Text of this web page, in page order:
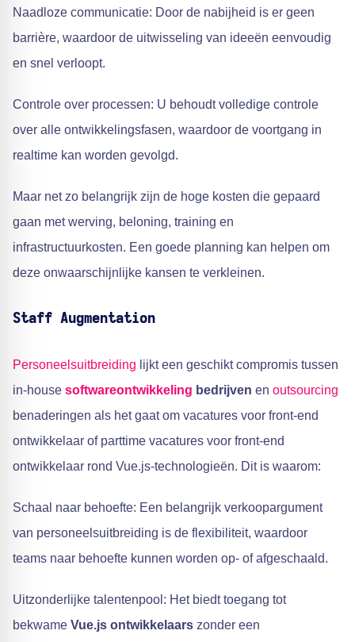
Naadloze communicatie: Door de nabijheid is er geen
barrière, waardoor de uitwisseling van ideeën eenvoudig
en snel verloopt.
Controle over processen: U behoudt volledige controle
over alle ontwikkelingsfasen, waardoor de voortgang in
realtime kan worden gevolgd.
Maar net zo belangrijk zijn de hoge kosten die gepaard
gaan met werving, beloning, training en
infrastructuurkosten. Een goede planning kan helpen om
deze onwaarschijnlijke kansen te verkleinen.
Staff Augmentation
Personeelsuitbreiding lijkt een geschikt compromis tussen
in-house softwareontwikkeling bedrijven en outsourcing
benaderingen als het gaat om vacatures voor front-end
ontwikkelaar of parttime vacatures voor front-end
ontwikkelaar rond Vue.js-technologieën. Dit is waarom:
Schaal naar behoefte: Een belangrijk verkoopargument
van personeelsuitbreiding is de flexibiliteit, waardoor
teams naar behoefte kunnen worden op- of afgeschaald.
Uitzonderlijke talentenpool: Het biedt toegang tot
bekwame Vue.js ontwikkelaars zonder een